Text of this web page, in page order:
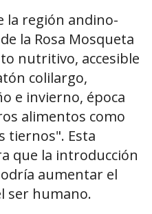
la región andino-
la Rosa Mosqueta
nutritivo, accesible
colilargo,
e invierno, época
alimentos como
tiernos". Esta
que la introducción
aumentar el
ser humano.